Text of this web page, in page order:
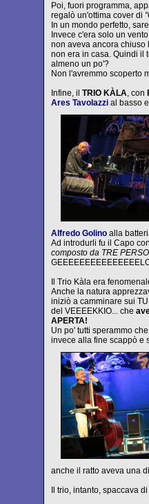
Poi, fuori programma,
regalò un'ottima cover di
In un mondo perfetto,
Invece c'era solo un
non aveva ancora chiuso
non era in casa. Quindi il
almeno un po'?
Non l'avremmo scoperto
Infine, il TRIO KÀLA, con
Ares Tavolazzi al basso
Alfredo Golino alla
Ad introdurli fu il Capo
composto da TRE
Il Trio Kàla era
Anche la natura
iniziò a camminare sui
del VEEEEKKIO... che
APERTA!
Un po' tutti sperammo
invece alla fine scappò e
anche il ratto aveva una
Il trio, intanto, spaccava